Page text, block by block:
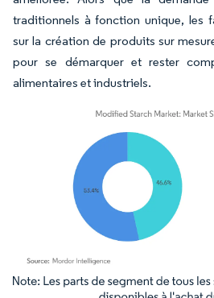
traditionnels à fonction unique, les
sur la création de produits sur
pour se démarquer et rester
alimentaires et industriels.
Image © Mordor Intelligence. La réutilisation